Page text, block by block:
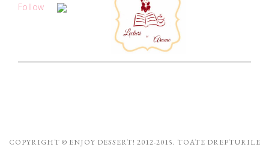
Follow
COPYRIGHT © ENJOY DESSERT! 2012-2015. TOATE DREPTURILE